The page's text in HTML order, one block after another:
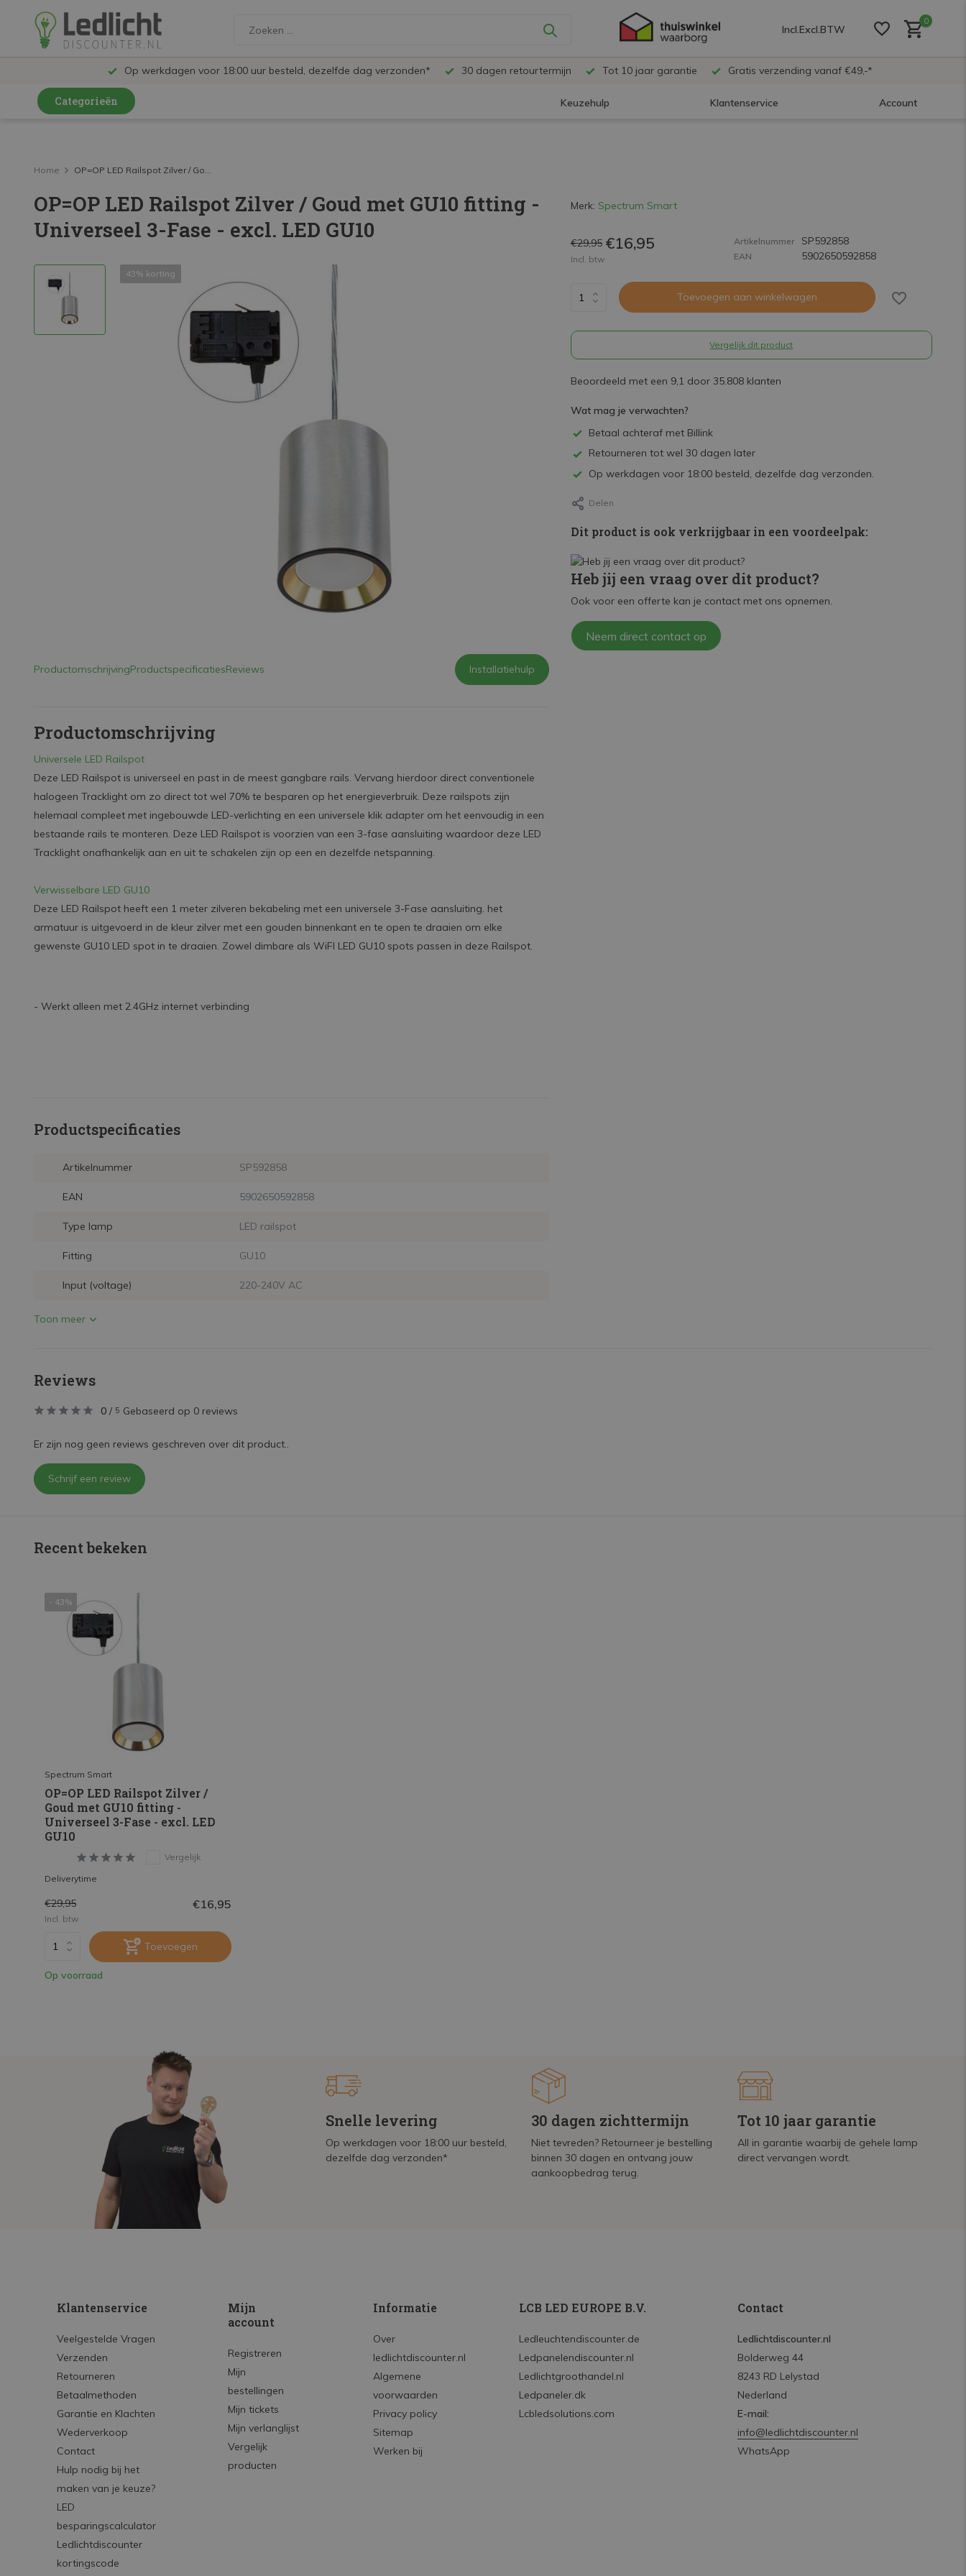
Incl.Excl.BTW
0
Op werkdagen voor 18:00 uur besteld, dezelfde dag verzonden* 30 dagen retourtermijn Tot 10 jaar garantie Gratis verzending vanaf €49,-*
Categorieën Keuzehulp Klantenservice Account
LED Railspots
LED Panelen
LED Schijnwerpers
LED High Bay lampen
Home OP=OP LED Railspot Zilver / Go...
OP=OP LED Railspot Zilver / Goud met GU10 fitting -
Universeel 3-Fase - excl. LED GU10
43% korting
ProductomschrijvingProductspecificatiesReviews Installatiehulp
Productomschrijving
Universele LED Railspot
Deze LED Railspot is universeel en past in de meest gangbare rails. Vervang hierdoor direct conventionele
halogeen Tracklight om zo direct tot wel 70% te besparen op het energieverbruik. Deze railspots zijn
helemaal compleet met ingebouwde LED-verlichting en een universele klik adapter om het eenvoudig in een
bestaande rails te monteren. Deze LED Railspot is voorzien van een 3-fase aansluiting waardoor deze LED
Tracklight onafhankelijk aan en uit te schakelen zijn op een en dezelfde netspanning.
Verwisselbare LED GU10
Deze LED Railspot heeft een 1 meter zilveren bekabeling met een universele 3-Fase aansluiting. het
armatuur is uitgevoerd in de kleur zilver met een gouden binnenkant en te open te draaien om elke
gewenste GU10 LED spot in te draaien. Zowel dimbare als WiFI LED GU10 spots passen in deze Railspot.
- Werkt alleen met 2.4GHz internet verbinding
Productspecificaties
Artikelnummer SP592858
EAN 5902650592858
Type lamp LED railspot
Fitting GU10
Input (voltage) 220-240V AC
Toon meer
Merk: Spectrum Smart
€29,95 €16,95
Incl. btw
Artikelnummer SP592858
EAN 5902650592858
Toevoegen aan winkelwagen
Vergelijk dit product
Beoordeeld met een 9,1 door 35.808 klanten
Wat mag je verwachten?
Betaal achteraf met Billink
Retourneren tot wel 30 dagen later
Op werkdagen voor 18:00 besteld, dezelfde dag verzonden.
Delen
Dit product is ook verkrijgbaar in een voordeelpak:
Heb jij een vraag over dit product?
Ook voor een offerte kan je contact met ons opnemen.
Neem direct contact op
Reviews
0 / 5 Gebaseerd op 0 reviews
Er zijn nog geen reviews geschreven over dit product..
Schrijf een review
Recent bekeken
- 43%
Spectrum Smart
OP=OP LED Railspot Zilver /
Goud met GU10 fitting -
Universeel 3-Fase - excl. LED
GU10
Vergelijk
Deliverytime
€29,95 €16,95
Incl. btw
Toevoegen
Op voorraad
Snelle levering
Op werkdagen voor 18:00 uur besteld,
dezelfde dag verzonden*
30 dagen zichttermijn
Niet tevreden? Retourneer je bestelling
binnen 30 dagen en ontvang jouw
aankoopbedrag terug.
Tot 10 jaar garantie
All in garantie waarbij de gehele lamp
direct vervangen wordt.
Klantenservice
Veelgestelde Vragen
Verzenden
Retourneren
Betaalmethoden
Garantie en Klachten
Wederverkoop
Contact
Hulp nodig bij het
maken van je keuze?
LED
besparingscalculator
Ledlichtdiscounter
kortingscode
Mijn
account
Registreren
Mijn
bestellingen
Mijn tickets
Mijn verlanglijst
Vergelijk
producten
Informatie
Over
ledlichtdiscounter.nl
Algemene
voorwaarden
Privacy policy
Sitemap
Werken bij
LCB LED EUROPE B.V.
Ledleuchtendiscounter.de
Ledpanelendiscounter.nl
Ledlichtgroothandel.nl
Ledpaneler.dk
Lcbledsolutions.com
Contact
Ledlichtdiscounter.nl
Bolderweg 44
8243 RD Lelystad
Nederland
E-mail:
info@ledlichtdiscounter.nl
WhatsApp